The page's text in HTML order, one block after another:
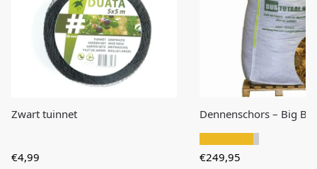
Zwart tuinnet
€4,99
Dennenschors – Big
€249,95